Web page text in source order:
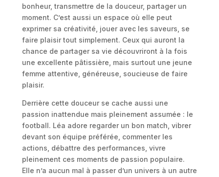
bonheur, transmettre de la douceur, partager un
moment. C’est aussi un espace où elle peut
exprimer sa créativité, jouer avec les saveurs, se
faire plaisir tout simplement. Ceux qui auront la
chance de partager sa vie découvriront à la fois
une excellente pâtissière, mais surtout une jeune
femme attentive, généreuse, soucieuse de faire
plaisir.
Derrière cette douceur se cache aussi une
passion inattendue mais pleinement assumée : le
football. Léa adore regarder un bon match, vibrer
devant son équipe préférée, commenter les
actions, débattre des performances, vivre
pleinement ces moments de passion populaire.
Elle n’a aucun mal à passer d’un univers à un autre